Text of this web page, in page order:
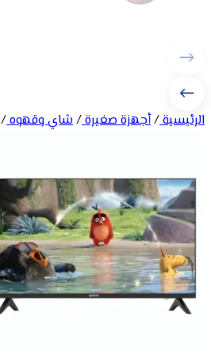
الرئيسية/أجهزة صغيرة/شاي وقهوه/